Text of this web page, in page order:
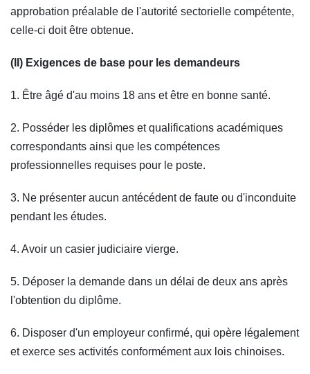
approbation préalable de l'autorité sectorielle compétente,
celle-ci doit être obtenue.
(II) Exigences de base pour les demandeurs
1. Être âgé d'au moins 18 ans et être en bonne santé.
2. Posséder les diplômes et qualifications académiques
correspondants ainsi que les compétences
professionnelles requises pour le poste.
3. Ne présenter aucun antécédent de faute ou d'inconduite
pendant les études.
4. Avoir un casier judiciaire vierge.
5. Déposer la demande dans un délai de deux ans après
l'obtention du diplôme.
6. Disposer d'un employeur confirmé, qui opère légalement
et exerce ses activités conformément aux lois chinoises.